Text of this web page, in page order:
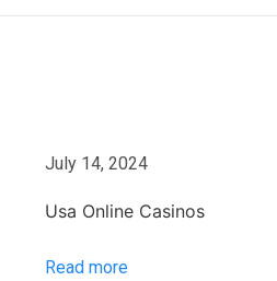
July 14, 2024
Usa Online Casinos
Read more